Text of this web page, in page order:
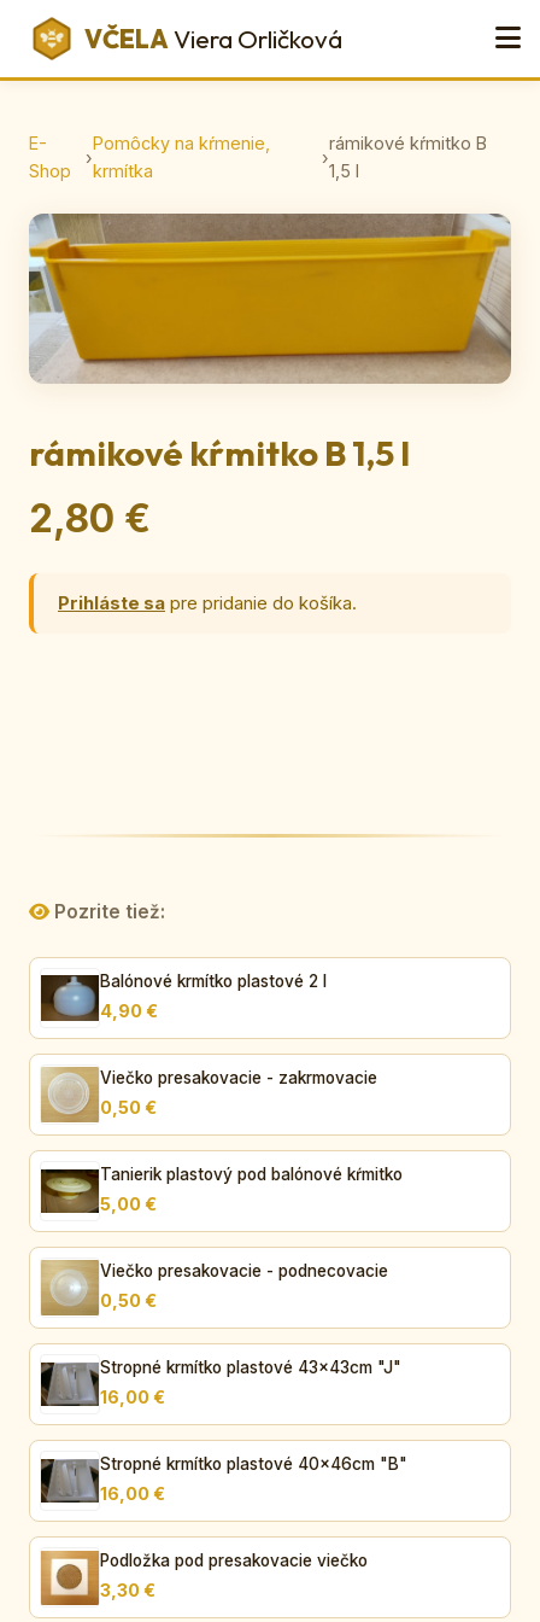
VČELAViera Orličková
E-
Shop
›
Pomôcky na kŕmenie,
krmítka
›
rámikové kŕmitko B
1,5 l
rámikové kŕmitko B 1,5 l
2,80 €
Prihláste sa pre pridanie do košíka.
Pozrite tiež:
Balónové krmítko plastové 2 l
4,90 €
Viečko presakovacie - zakrmovacie
0,50 €
Tanierik plastový pod balónové kŕmitko
5,00 €
Viečko presakovacie - podnecovacie
0,50 €
Stropné krmítko plastové 43x43cm "J"
16,00 €
Stropné krmítko plastové 40x46cm "B"
16,00 €
Podložka pod presakovacie viečko
3,30 €